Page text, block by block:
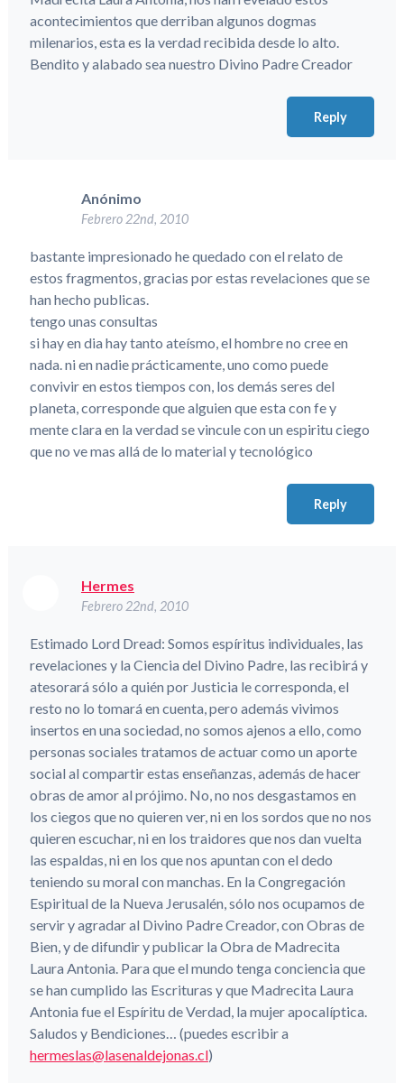
acontecimientos que derriban algunos dogmas
milenarios, esta es la verdad recibida desde lo alto.
Bendito y alabado sea nuestro Divino Padre Creador
Reply
Anónimo
Febrero 22nd, 2010
bastante impresionado he quedado con el relato de
estos fragmentos, gracias por estas revelaciones que se
han hecho publicas.
tengo unas consultas
si hay en dia hay tanto ateísmo, el hombre no cree en
nada. ni en nadie prácticamente, uno como puede
convivir en estos tiempos con, los demás seres del
planeta, corresponde que alguien que esta con fe y
mente clara en la verdad se vincule con un espiritu ciego
que no ve mas allá de lo material y tecnológico
Reply
Hermes
Febrero 22nd, 2010
Estimado Lord Dread: Somos espíritus individuales, las
revelaciones y la Ciencia del Divino Padre, las recibirá y
atesorará sólo a quién por Justicia le corresponda, el
resto no lo tomará en cuenta, pero además vivimos
insertos en una sociedad, no somos ajenos a ello, como
personas sociales tratamos de actuar como un aporte
social al compartir estas enseñanzas, además de hacer
obras de amor al prójimo. No, no nos desgastamos en
los ciegos que no quieren ver, ni en los sordos que no nos
quieren escuchar, ni en los traidores que nos dan vuelta
las espaldas, ni en los que nos apuntan con el dedo
teniendo su moral con manchas. En la Congregación
Espiritual de la Nueva Jerusalén, sólo nos ocupamos de
servir y agradar al Divino Padre Creador, con Obras de
Bien, y de difundir y publicar la Obra de Madrecita
Laura Antonia. Para que el mundo tenga conciencia que
se han cumplido las Escrituras y que Madrecita Laura
Antonia fue el Espíritu de Verdad, la mujer apocalíptica.
Saludos y Bendiciones… (puedes escribir a
hermeslas@lasenaldejonas.cl)